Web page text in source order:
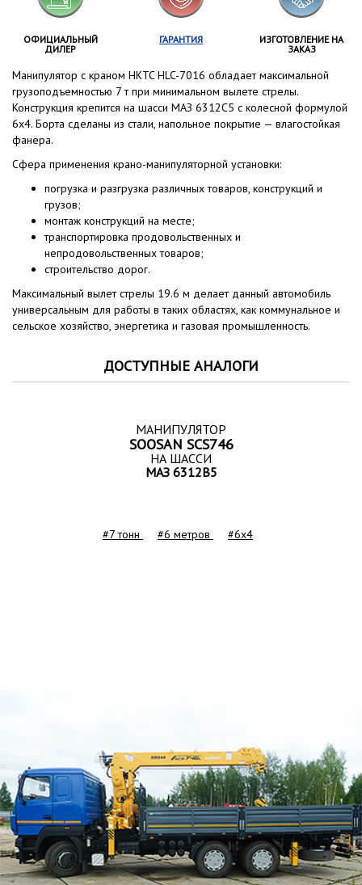
ОФИЦИАЛЬНЫЙ
ДИЛЕР
ГАРАНТИЯ
ИЗГОТОВЛЕНИЕ НА
ЗАКАЗ
Манипулятор с краном HKTC HLC-7016 обладает максимальной
грузоподъемностью 7 т при минимальном вылете стрелы.
Конструкция крепится на шасси МАЗ 6312С5 с колесной формулой
6x4. Борта сделаны из стали, напольное покрытие — влагостойкая
фанера.
Сфера применения крано-манипуляторной установки:
погрузка и разгрузка различных товаров, конструкций и
грузов;
монтаж конструкций на месте;
транспортировка продовольственных и
непродовольственных товаров;
строительство дорог.
Максимальный вылет стрелы 19.6 м делает данный автомобиль
универсальным для работы в таких областях, как коммунальное и
сельское хозяйство, энергетика и газовая промышленность.
ДОСТУПНЫЕ АНАЛОГИ
МАНИПУЛЯТОР
SOOSAN SCS746
НА ШАССИ
МАЗ 6312B5
#7 тонн #6 метров #6x4